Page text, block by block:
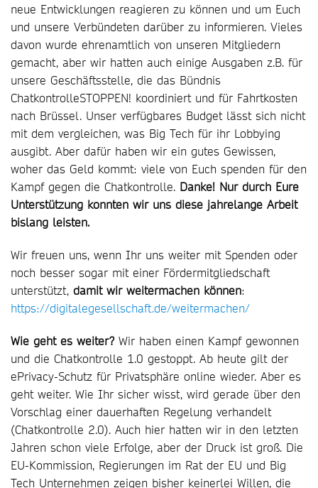
neue Entwicklungen reagieren zu können und um Euch
und unsere Verbündeten darüber zu informieren. Vieles
davon wurde ehrenamtlich von unseren Mitgliedern
gemacht, aber wir hatten auch einige Ausgaben z.B. für
unsere Geschäftsstelle, die das Bündnis
ChatkontrolleSTOPPEN! koordiniert und für Fahrtkosten
nach Brüssel. Unser verfügbares Budget lässt sich nicht
mit dem vergleichen, was Big Tech für ihr Lobbying
ausgibt. Aber dafür haben wir ein gutes Gewissen,
woher das Geld kommt: viele von Euch spenden für den
Kampf gegen die Chatkontrolle. Danke! Nur durch Eure
Unterstützung konnten wir uns diese jahrelange Arbeit
bislang leisten.
Wir freuen uns, wenn Ihr uns weiter mit Spenden oder
noch besser sogar mit einer Fördermitgliedschaft
unterstützt, damit wir weitermachen können:
https://digitalegesellschaft.de/weitermachen/
Wie geht es weiter?Wir haben einen Kampf gewonnen
und die Chatkontrolle 1.0 gestoppt. Ab heute gilt der
ePrivacy-Schutz für Privatsphäre online wieder. Aber es
geht weiter. Wie Ihr sicher wisst, wird gerade über den
Vorschlag einer dauerhaften Regelung verhandelt
(Chatkontrolle 2.0). Auch hier hatten wir in den letzten
Jahren schon viele Erfolge, aber der Druck ist groß. Die
EU-Kommission, Regierungen im Rat der EU und Big
Tech Unternehmen zeigen bisher keinerlei Willen, die